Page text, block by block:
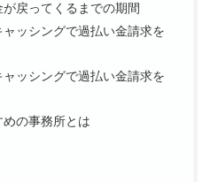
戻ってくるまでの期間
ッシングで過払い金請求を
ッシングで過払い金請求を
の事務所とは